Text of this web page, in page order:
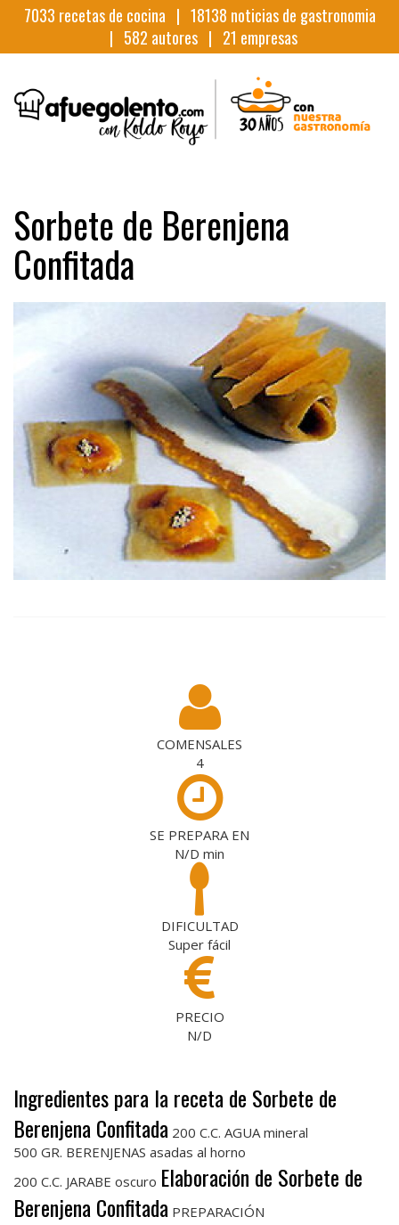
7033 recetas de cocina | 18138 noticias de gastronomia
| 582 autores | 21 empresas
Sorbete de Berenjena
Confitada
COMENSALES
4
SE PREPARA EN
N/D min
DIFICULTAD
Super fácil
PRECIO
N/D
Ingredientes para la receta de Sorbete de
Berenjena Confitada 200 C.C. AGUA mineral
500 GR. BERENJENAS asadas al horno
200 C.C. JARABE oscuro Elaboración de Sorbete de
Berenjena Confitada PREPARACIÓN